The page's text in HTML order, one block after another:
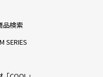
品検索
SERIES